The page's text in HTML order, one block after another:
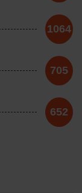
1064
705
652